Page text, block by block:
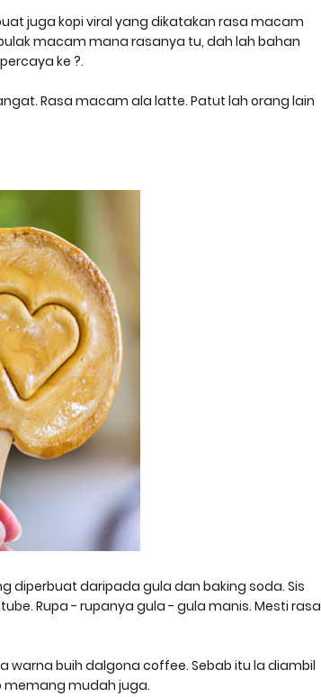
juga kopi viral yang dikatakan rasa macam
macam mana rasanya tu, dah lah bahan
ke ?.
Rasa macam ala latte. Patut lah orang lain
diperbuat daripada gula dan baking soda. Sis
Rupa - rupanya gula - gula manis. Mesti rasa
warna buih dalgona coffee. Sebab itu la diambil
memang mudah juga.